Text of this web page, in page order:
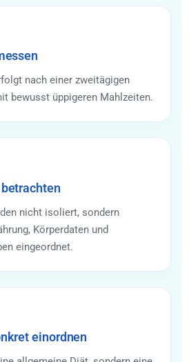
nach einer zweitägigen
bewusst üppigeren Mahlzeiten.
nicht isoliert, sondern
Körperdaten und
eingeordnet.
einordnen